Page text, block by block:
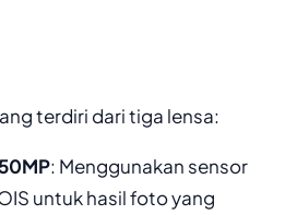
terdiri dari tiga lensa:
: Menggunakan sensor
untuk hasil foto yang